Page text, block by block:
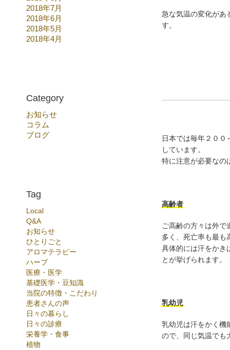
2018年7月
2018年6月
2018年5月
2018年4月
Category
お知らせ
コラム
ブログ
Tag
Local
Q&A
お知らせ
ひとりごと
アロマテラピー
ハーブ
医療・医学
基礎医学・豆知識
当院の特徴・こだわり
患者さんの声
日々の暮らし
日々の診療
栄養学・食事
植物
急な気温の変化があ
す。
日本では毎年２００
しています。
特に注意が必要なの
高齢者
ご高齢の方々は外で
多く、死亡率も最も
具体的には汗をかき
とが挙げられます。
乳幼児
乳幼児は汗をかく機
ので、同じ気温でも